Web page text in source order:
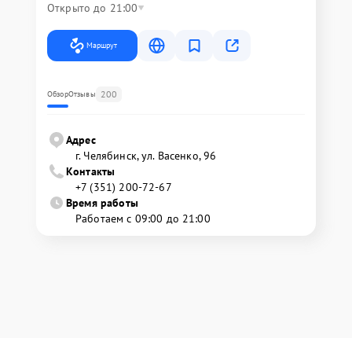
Открыто до 21:00
Маршрут
ОбзорОтзывы 200
Адрес
г. Челябинск, ул. Васенко, 96
Контакты
+7 (351) 200-72-67
Время работы
Работаем с 09:00 до 21:00